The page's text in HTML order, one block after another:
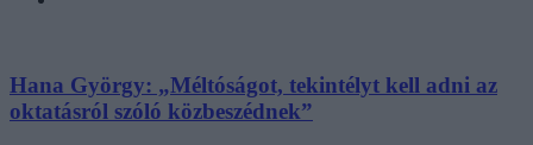
Hana György: „Méltóságot, tekintélyt kell adni az
oktatásról szóló közbeszédnek”